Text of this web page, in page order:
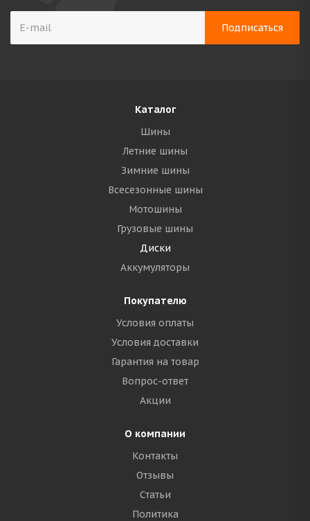
Каталог
Шины
Летние шины
Зимние шины
Всесезонные шины
Мотошины
Грузовые шины
Диски
Аккумуляторы
Покупателю
Условия оплаты
Условия доставки
Гарантия на товар
Вопрос-ответ
Акции
О компании
Контакты
Отзывы
Статьи
Политика